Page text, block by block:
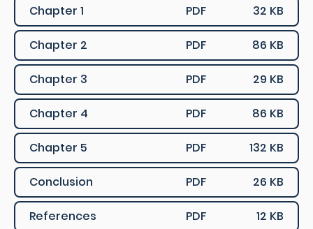
Chapter 1 PDF 32 KB
Chapter 2 PDF 86 KB
Chapter 3 PDF 29 KB
Chapter 4 PDF 86 KB
Chapter 5 PDF 132 KB
Conclusion PDF 26 KB
References PDF 12 KB